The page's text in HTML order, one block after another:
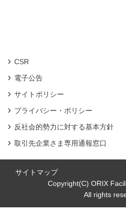
CSR
電子公告
サイトポリシー
プライバシー・ポリシー
反社会的勢力に対する基本方針
取引先企業さま専用通報窓口
サイトマップ
Copyright(C) ORIX
All rights